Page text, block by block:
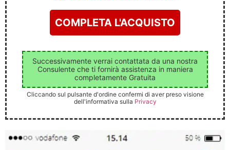
Successivamente verrai contattata da una nostra
Consulente che ti fornirà assistenza in maniera
completamente Gratuita
Cliccando sul pulsante d'ordine confermi di aver preso visione
dell'informativa sulla Privacy